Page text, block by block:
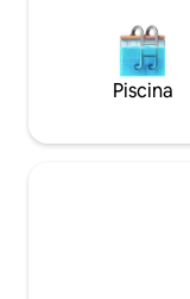
Piscina